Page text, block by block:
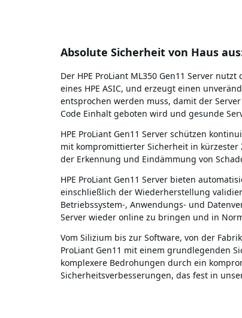
Absolute Sicherheit von Haus
Der HPE ProLiant ML350 Gen11 Server
eines HPE ASIC, und erzeugt einen
entsprochen werden muss, damit der
Code Einhalt geboten wird und gesunde
HPE ProLiant Gen11 Server schützen
mit kompromittierter Sicherheit in kürzester
der Erkennung und Eindämmung von
HPE ProLiant Gen11 Server bieten
einschließlich der Wiederherstellung
Betriebssystem-, Anwendungs- und
Server wieder online zu bringen und in
Vom Silizium bis zur Software, von der
ProLiant Gen11 mit einem grundlegenden
komplexere Bedrohungen durch ein
Sicherheitsverbesserungen, das fest in